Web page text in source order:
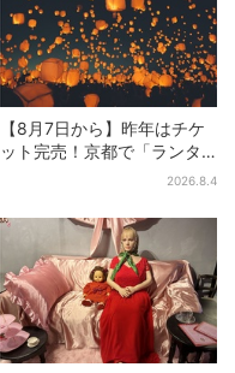
【8月7日から】昨年はチケ
ット完売！京都で「ランタ
ンフェス」、最大3500の光
2026.8.4